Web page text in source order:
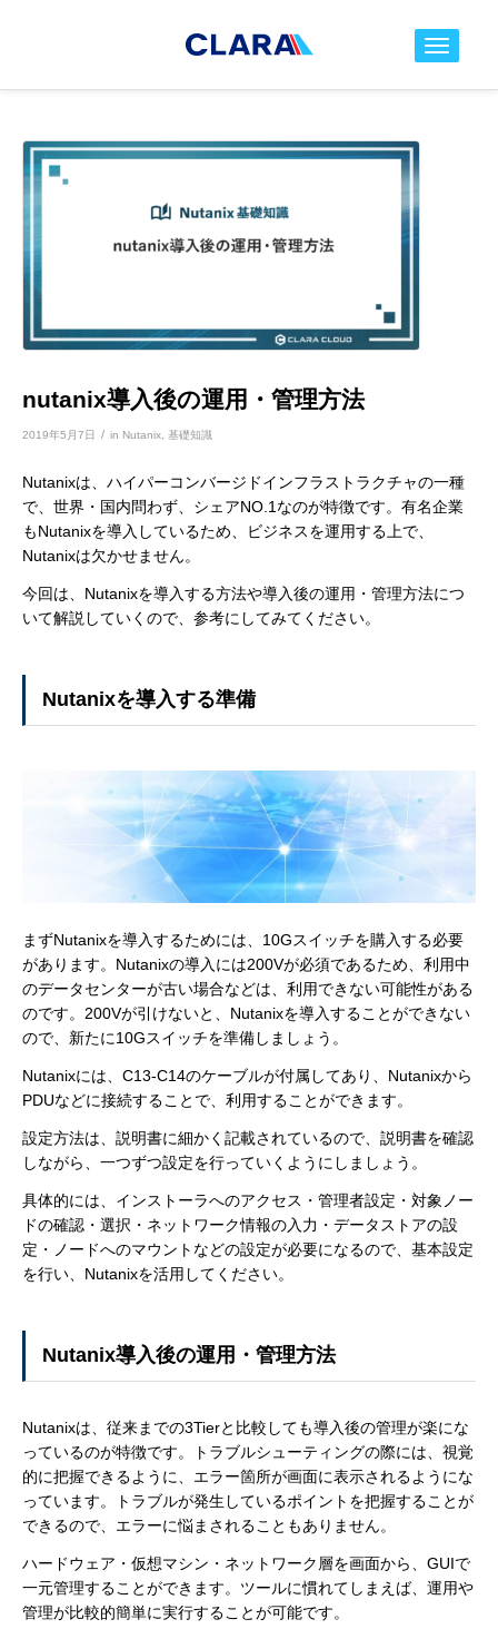
toggle
nutanix導入後の運用・管理方法
2019年5月7日 / in Nutanix ,基礎知識
Nutanixは、ハイパーコンバージドインフラストラクチャの一種
で、世界・国内問わず、シェアNO.1なのが特徴です。有名企業
もNutanixを導入しているため、ビジネスを運用する上で、
Nutanixは欠かせません。
今回は、Nutanixを導入する方法や導入後の運用・管理方法につ
いて解説していくので、参考にしてみてください。
Nutanixを導入する準備
まずNutanixを導入するためには、10Gスイッチを購入する必要
があります。Nutanixの導入には200Vが必須であるため、利用中
のデータセンターが古い場合などは、利用できない可能性がある
のです。200Vが引けないと、Nutanixを導入することができない
ので、新たに10Gスイッチを準備しましょう。
Nutanixには、C13-C14のケーブルが付属してあり、Nutanixから
PDUなどに接続することで、利用することができます。
設定方法は、説明書に細かく記載されているので、説明書を確認
しながら、一つずつ設定を行っていくようにしましょう。
具体的には、インストーラへのアクセス・管理者設定・対象ノー
ドの確認・選択・ネットワーク情報の入力・データストアの設
定・ノードへのマウントなどの設定が必要になるので、基本設定
を行い、Nutanixを活用してください。
Nutanix導入後の運用・管理方法
Nutanixは、従来までの3Tierと比較しても導入後の管理が楽にな
っているのが特徴です。トラブルシューティングの際には、視覚
的に把握できるように、エラー箇所が画面に表示されるようにな
っています。トラブルが発生しているポイントを把握することが
できるので、エラーに悩まされることもありません。
ハードウェア・仮想マシン・ネットワーク層を画面から、GUIで
一元管理することができます。ツールに慣れてしまえば、運用や
管理が比較的簡単に実行することが可能です。